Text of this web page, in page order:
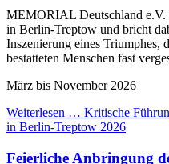
MEMORIAL Deutschland e.V.
in Berlin-Treptow und bricht
Inszenierung eines Triumphes,
bestatteten Menschen fast
März bis November 2026
Weiterlesen … Kritische
in Berlin-Treptow 2026
Feierliche Anbringung